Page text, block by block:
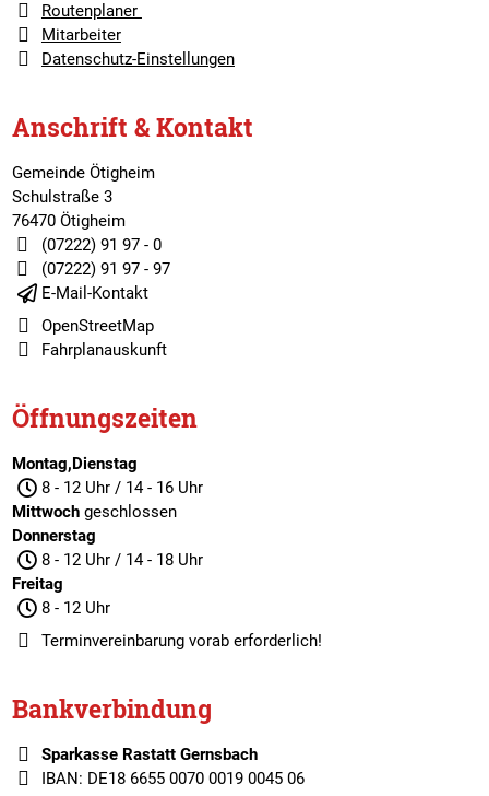
Routenplaner
Mitarbeiter
Datenschutz-Einstellungen
Anschrift & Kontakt
Gemeinde Ötigheim
Schulstraße 3
76470 Ötigheim
(07222) 91 97 - 0
(07222) 91 97 - 97
E-Mail-Kontakt
OpenStreetMap
Fahrplanauskunft
Öffnungszeiten
Montag,Dienstag
8 - 12 Uhr / 14 - 16 Uhr
Mittwochgeschlossen
Donnerstag
8 - 12 Uhr / 14 - 18 Uhr
Freitag
8 - 12 Uhr
Terminvereinbarungvorab erforderlich!
Bankverbindung
Sparkasse Rastatt Gernsbach
IBAN: DE18 6655 0070 0019 0045 06